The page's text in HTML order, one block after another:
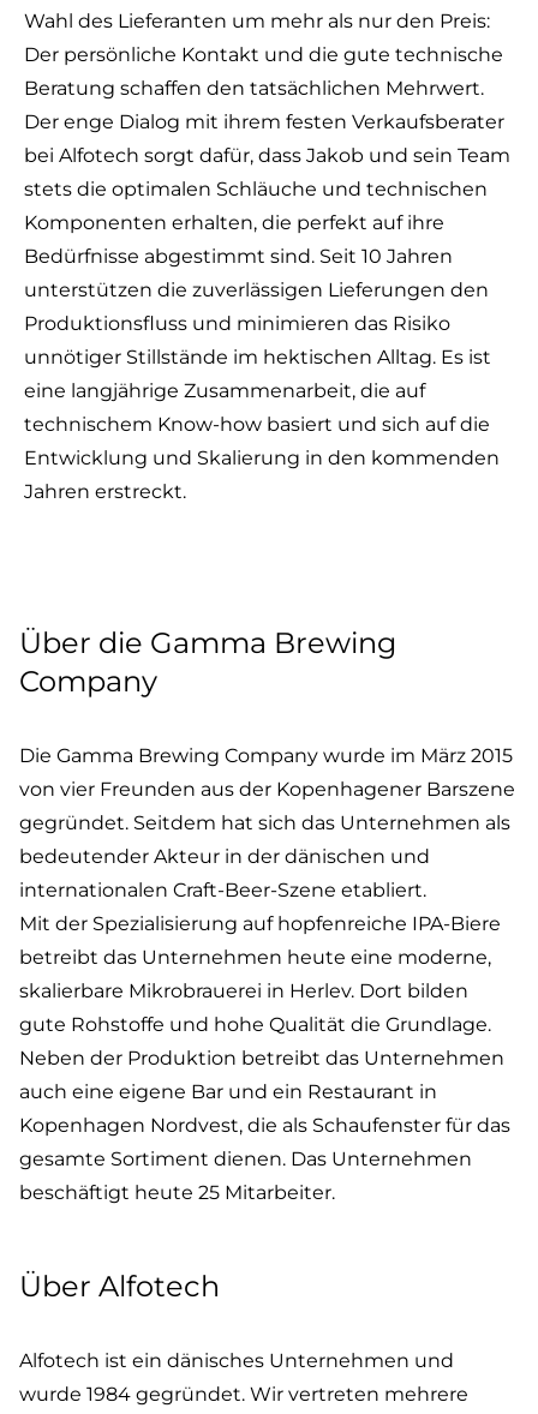
Wahl des Lieferanten um mehr als nur den Preis:
Der persönliche Kontakt und die gute technische
Beratung schaffen den tatsächlichen Mehrwert.
Der enge Dialog mit ihrem festen Verkaufsberater
bei Alfotech sorgt dafür, dass Jakob und sein Team
stets die optimalen Schläuche und technischen
Komponenten erhalten, die perfekt auf ihre
Bedürfnisse abgestimmt sind. Seit 10 Jahren
unterstützen die zuverlässigen Lieferungen den
Produktionsfluss und minimieren das Risiko
unnötiger Stillstände im hektischen Alltag. Es ist
eine langjährige Zusammenarbeit, die auf
technischem Know-how basiert und sich auf die
Entwicklung und Skalierung in den kommenden
Jahren erstreckt.
Über die Gamma Brewing
Company
Die Gamma Brewing Company wurde im März 2015
von vier Freunden aus der Kopenhagener Barszene
gegründet. Seitdem hat sich das Unternehmen als
bedeutender Akteur in der dänischen und
internationalen Craft-Beer-Szene etabliert.
Mit der Spezialisierung auf hopfenreiche IPA-Biere
betreibt das Unternehmen heute eine moderne,
skalierbare Mikrobrauerei in Herlev. Dort bilden
gute Rohstoffe und hohe Qualität die Grundlage.
Neben der Produktion betreibt das Unternehmen
auch eine eigene Bar und ein Restaurant in
Kopenhagen Nordvest, die als Schaufenster für das
gesamte Sortiment dienen. Das Unternehmen
beschäftigt heute 25 Mitarbeiter.
Über Alfotech
Alfotech ist ein dänisches Unternehmen und
wurde 1984 gegründet. Wir vertreten mehrere